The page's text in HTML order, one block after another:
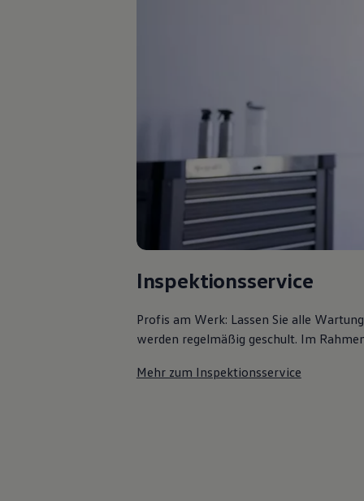
Inspektionsservice
Profis am Werk: Lassen Sie alle
werden regelmäßig geschult. Im
Mehr zum Inspektionsservice